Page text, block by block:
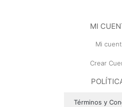
MI
Mi
Crear
Términos y